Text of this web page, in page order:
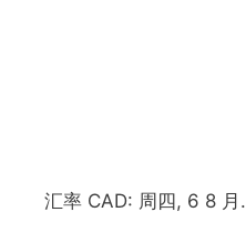
汇率 CAD: 周四, 6 8 月.